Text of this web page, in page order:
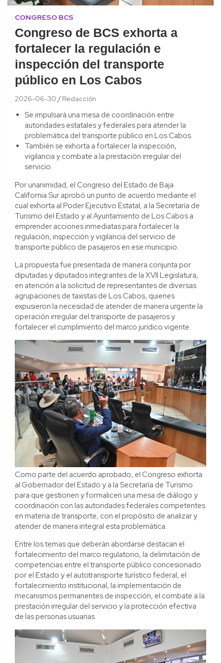
CONGRESO BCS
Congreso de BCS exhorta a
fortalecer la regulación e
inspección del transporte
público en Los Cabos
2026-06-30 Redacción
Se impulsará una mesa de coordinación entre
autoridades estatales y federales para atender la
problemática del transporte público en Los Cabos.
También se exhorta a fortalecer la inspección,
vigilancia y combate a la prestación irregular del
servicio.
Por unanimidad, el Congreso del Estado de Baja
California Sur aprobó un punto de acuerdo mediante el
cual exhorta al Poder Ejecutivo Estatal, a la Secretaría de
Turismo del Estado y al Ayuntamiento de Los Cabos a
emprender acciones inmediatas para fortalecer la
regulación, inspección y vigilancia del servicio de
transporte público de pasajeros en ese municipio.
La propuesta fue presentada de manera conjunta por
diputadas y diputados integrantes de la XVII Legislatura,
en atención a la solicitud de representantes de diversas
agrupaciones de taxistas de Los Cabos, quienes
expusieron la necesidad de atender de manera urgente la
operación irregular del transporte de pasajeros y
fortalecer el cumplimiento del marco jurídico vigente.
Como parte del acuerdo aprobado, el Congreso exhorta
al Gobernador del Estado y a la Secretaría de Turismo
para que gestionen y formalicen una mesa de diálogo y
coordinación con las autoridades federales competentes
en materia de transporte, con el propósito de analizar y
atender de manera integral esta problemática.
Entre los temas que deberán abordarse destacan el
fortalecimiento del marco regulatorio, la delimitación de
competencias entre el transporte público concesionado
por el Estado y el autotransporte turístico federal, el
fortalecimiento institucional, la implementación de
mecanismos permanentes de inspección, el combate a la
prestación irregular del servicio y la protección efectiva
de las personas usuarias.